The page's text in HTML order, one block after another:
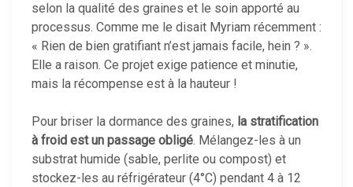
selon la qualité des graines et le soin apporté au
processus. Comme me le disait Myriam récemment :
« Rien de bien gratifiant n’est jamais facile, hein ? ».
Elle a raison. Ce projet exige patience et minutie,
mais la récompense est à la hauteur !
Pour briser la dormance des graines, la stratification
à froid est un passage obligé. Mélangez-les à un
substrat humide (sable, perlite ou compost) et
stockez-les au réfrigérateur (4°C) pendant 4 à 12